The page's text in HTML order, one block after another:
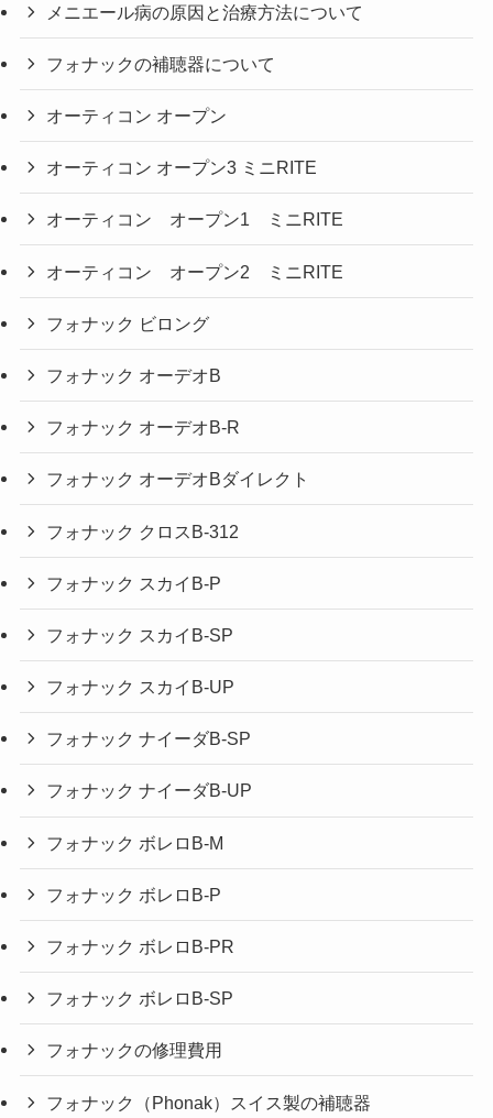
メニエール病の原因と治療方法について
フォナックの補聴器について
オーティコン オープン
オーティコン オープン3 ミニRITE
オーティコン オープン1 ミニRITE
オーティコン オープン2 ミニRITE
フォナック ビロング
フォナック オーデオB
フォナック オーデオB-R
フォナック オーデオBダイレクト
フォナック クロスB-312
フォナック スカイB-P
フォナック スカイB-SP
フォナック スカイB-UP
フォナック ナイーダB-SP
フォナック ナイーダB-UP
フォナック ボレロB-M
フォナック ボレロB-P
フォナック ボレロB-PR
フォナック ボレロB-SP
フォナックの修理費用
フォナック（Phonak）スイス製の補聴器